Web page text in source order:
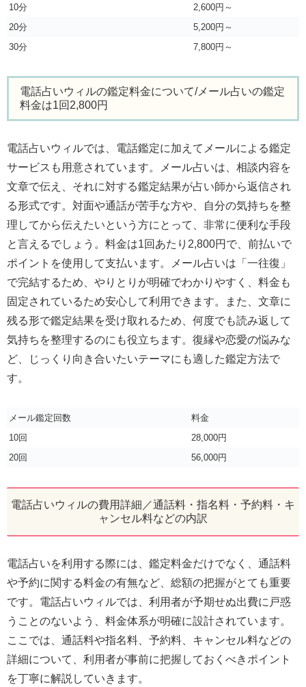
10分
2,600円～
20分
5,200円～
30分
7,800円～
電話占いウィルの鑑定料金について/メール占いの鑑定
料金は1回2,800円
電話占いウィルでは、電話鑑定に加えてメールによる鑑定
サービスも用意されています。メール占いは、相談内容を
文章で伝え、それに対する鑑定結果が占い師から返信され
る形式です。対面や通話が苦手な方や、自分の気持ちを整
理してから伝えたいという方にとって、非常に便利な手段
と言えるでしょう。料金は1回あたり2,800円で、前払いで
ポイントを使用して支払います。メール占いは「一往復」
で完結するため、やりとりが明確でわかりやすく、料金も
固定されているため安心して利用できます。また、文章に
残る形で鑑定結果を受け取れるため、何度でも読み返して
気持ちを整理するのにも役立ちます。復縁や恋愛の悩みな
ど、じっくり向き合いたいテーマにも適した鑑定方法で
す。
メール鑑定回数
料金
10回
28,000円
20回
56,000円
電話占いウィルの費用詳細／通話料・指名料・予約料・キ
ャンセル料などの内訳
電話占いを利用する際には、鑑定料金だけでなく、通話料
や予約に関する料金の有無など、総額の把握がとても重要
です。電話占いウィルでは、利用者が予期せぬ出費に戸惑
うことのないよう、料金体系が明確に設計されています。
ここでは、通話料や指名料、予約料、キャンセル料などの
詳細について、利用者が事前に把握しておくべきポイント
を丁寧に解説していきます。